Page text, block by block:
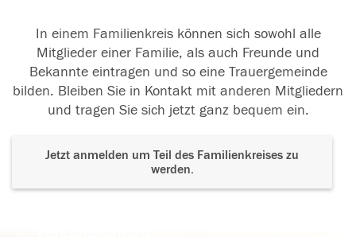
In einem Familienkreis können sich sowohl alle
Mitglieder einer Familie, als auch Freunde und
Bekannte eintragen und so eine Trauergemeinde
bilden. Bleiben Sie in Kontakt mit anderen Mitgliedern
und tragen Sie sich jetzt ganz bequem ein.
Jetzt anmelden um Teil des Familienkreises zu
werden.